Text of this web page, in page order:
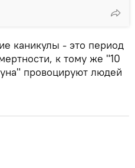
каникулы - это период
к тому же "10
провоцируют людей